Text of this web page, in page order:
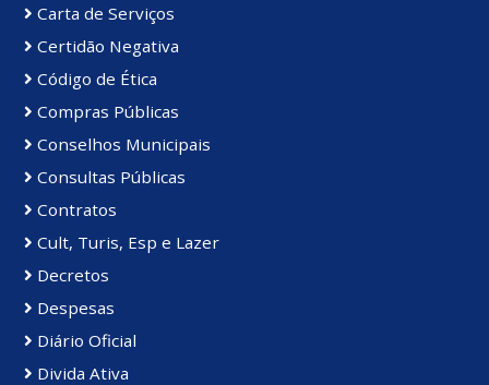
Carta de Serviços
Certidão Negativa
Código de Ética
Compras Públicas
Conselhos Municipais
Consultas Públicas
Contratos
Cult, Turis, Esp e Lazer
Decretos
Despesas
Diário Oficial
Divida Ativa